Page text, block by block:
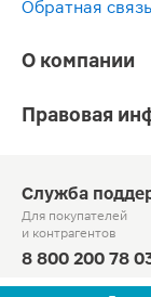
Обратная связь
О компании
Правовая
Служба
Для покупателей
и контрагентов
8 800 200 78
Круглосуточно,